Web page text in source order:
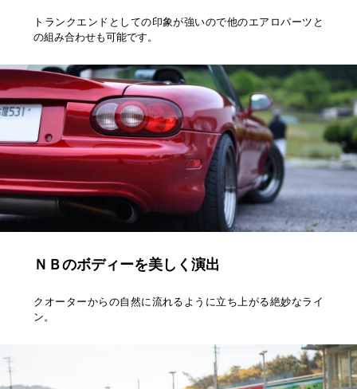
トランクエンドとしての印象が強いので他のエアロパーツと
の組み合わせも可能です。
ＮＢのボディーを美しく演出
クオーターからの自然に流れるように立ち上がる絶妙なライ
ン。